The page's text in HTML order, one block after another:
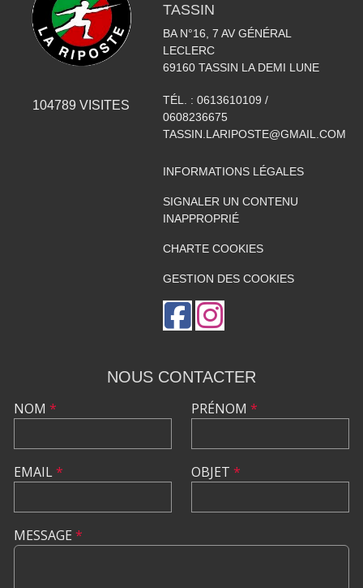
104789 VISITES
TASSIN
BA N°16, 7 AV GÉNÉRAL
LECLERC
69160 TASSIN LA DEMI LUNE
TÉL. : 0613610109 /
0608236675
TASSIN.LARIPOSTE@GMAIL.COM
INFORMATIONS LÉGALES
SIGNALER UN CONTENU
INAPPROPRIÉ
CHARTE COOKIES
GESTION DES COOKIES
NOUS CONTACTER
NOM *
EMAIL*
PRÉNOM *
OBJET *
MESSAGE *